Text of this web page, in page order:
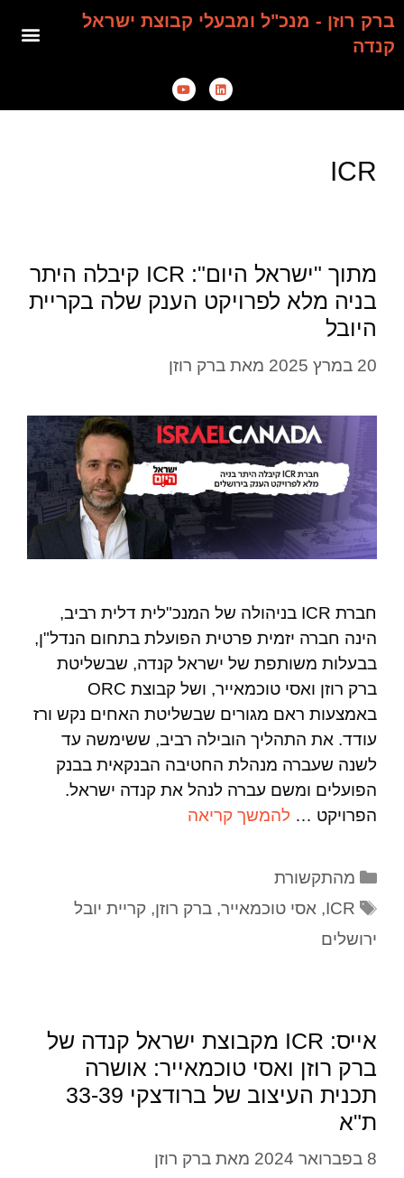
ברק רוזן - מנכ"ל ומבעלי קבוצת ישראל
קנדה
ICR
מתוך "ישראל היום": ICR קיבלה היתר
בניה מלא לפרויקט הענק שלה בקריית
היובל
20 במרץ 2025 מאת ברק רוזן
חברת ICR בניהולה של המנכ"לית דלית רביב,
הינה חברה יזמית פרטית הפועלת בתחום הנדל"ן,
בבעלות משותפת של ישראל קנדה, שבשליטת
ברק רוזן ואסי טוכמאייר, ושל קבוצת ORC
באמצעות ראם מגורים שבשליטת האחים נקש ורז
עודד. את התהליך הובילה רביב, ששימשה עד
לשנה שעברה מנהלת החטיבה הבנקאית בבנק
הפועלים ומשם עברה לנהל את קנדה ישראל.
הפרויקט … להמשך קריאה
מהתקשורת
ICR
, אסי טוכמאייר,ברק רוזן,קריית יובל
ירושלים
אייס: ICR מקבוצת ישראל קנדה של
ברק רוזן ואסי טוכמאייר: אושרה
תכנית העיצוב של ברודצקי 33-39
ת"א
8 בפברואר 2024 מאת ברק רוזן